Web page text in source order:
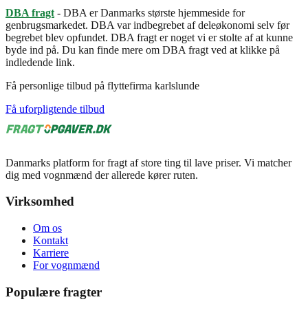
DBA fragt - DBA er Danmarks største hjemmeside for
genbrugsmarkedet. DBA var indbegrebet af deleøkonomi selv før
begrebet blev opfundet. DBA fragt er noget vi er stolte af at kunne
byde ind på. Du kan finde mere om DBA fragt ved at klikke på
indledende link.
Få personlige tilbud på flyttefirma karlslunde
Få uforpligtende tilbud
Danmarks platform for fragt af store ting til lave priser. Vi matcher
dig med vognmænd der allerede kører ruten.
Virksomhed
Om os
Kontakt
Karriere
For vognmænd
Populære fragter